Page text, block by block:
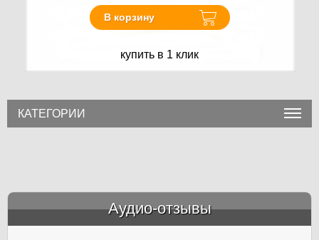
В корзину
купить в 1 клик
КАТЕГОРИИ
Аудио-отзывы